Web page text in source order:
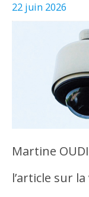
22 juin 2026
Martine
l’article sur